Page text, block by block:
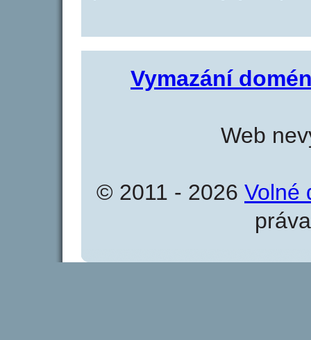
Vymazání
Web
© 2011 - 2026 Volné